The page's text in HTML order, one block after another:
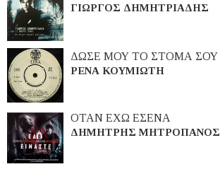
ΓΙΩΡΓΟΣ ΔΗΜΗΤΡΙΑΔΗΣ
ΔΩΣΕ ΜΟΥ ΤΟ ΣΤΟΜΑ ΣΟΥ
ΡΕΝΑ ΚΟΥΜΙΩΤΗ
ΟΤΑΝ ΕΧΩ ΕΣΕΝΑ
ΔΗΜΗΤΡΗΣ ΜΗΤΡΟΠΑΝΟΣ